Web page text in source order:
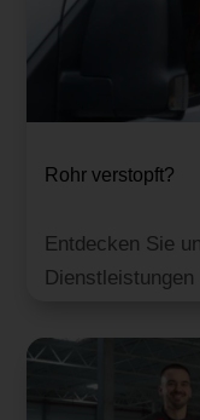
Rohr verstopft?
Entdecken Sie
Dienstleistungen